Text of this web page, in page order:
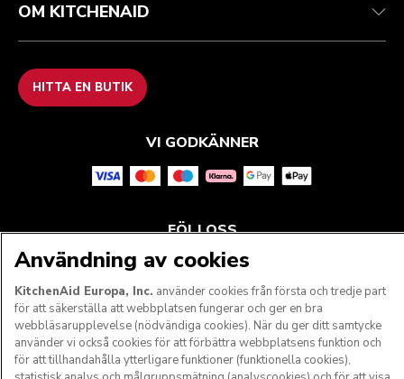
OM KITCHENAID
HITTA EN BUTIK
VI GODKÄNNER
FÖLJ OSS
Användning av cookies
KitchenAid Europa, Inc. använder cookies från första och tredje part
för att säkerställa att webbplatsen fungerar och ger en bra
webbläsarupplevelse (nödvändiga cookies). När du ger ditt samtycke
använder vi också cookies för att förbättra webbplatsens funktion och
för att tillhandahålla ytterligare funktioner (funktionella cookies),